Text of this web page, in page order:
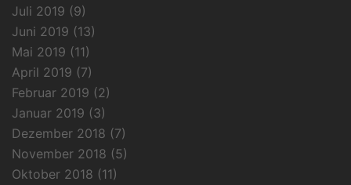
Juli 2019 (9)
Juni 2019 (13)
Mai 2019 (11)
April 2019 (7)
Februar 2019 (2)
Januar 2019 (3)
Dezember 2018 (7)
November 2018 (5)
Oktober 2018 (11)